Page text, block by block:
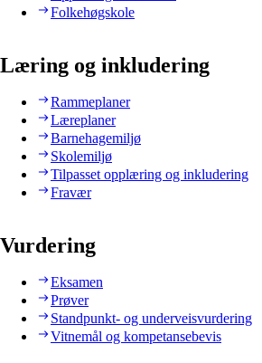
Folkehøgskole
Læring og inkludering
Rammeplaner
Læreplaner
Barnehagemiljø
Skolemiljø
Tilpasset opplæring og inkludering
Fravær
Vurdering
Eksamen
Prøver
Standpunkt- og underveisvurdering
Vitnemål og kompetansebevis